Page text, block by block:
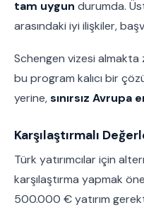
tam uygun durumda.
arasındaki iyi ilişkiler,
Schengen vizesi almakta
bu program kalıcı bir
yerine,sınırsız Avrupa
Karşılaştırmalı
Türk yatırımcılar için
karşılaştırma yapmak
500.000 € yatırım